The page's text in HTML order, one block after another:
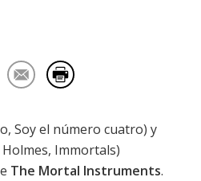
, Soy el número cuatro) y
, Immortals)
The Mortal Instruments.